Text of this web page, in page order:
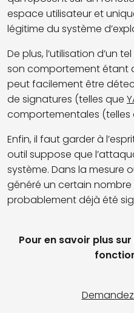
espace utilisateur et
légitime du système
De plus, l’utilisation d’un
son comportement étant
peut facilement être
de signatures (telles que
comportementales (telles
Enfin, il faut garder à
outil suppose que
système. Dans la mesure
généré un certain
probablement déjà été
Pour en savoir plus